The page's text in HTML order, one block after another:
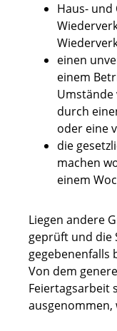
Haus-
einen
einem
Umstände
durch
oder eine
die
machen
einem
Liegen andere
geprüft und die
gegebenenfalls
Von dem
Feiertagsarbeit
ausgenommen,